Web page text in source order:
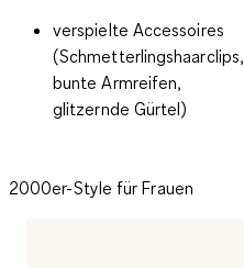
verspielte Accessoires
(Schmetterlingshaarclips,
bunte Armreifen,
glitzernde Gürtel)
2000er-Style für Frauen